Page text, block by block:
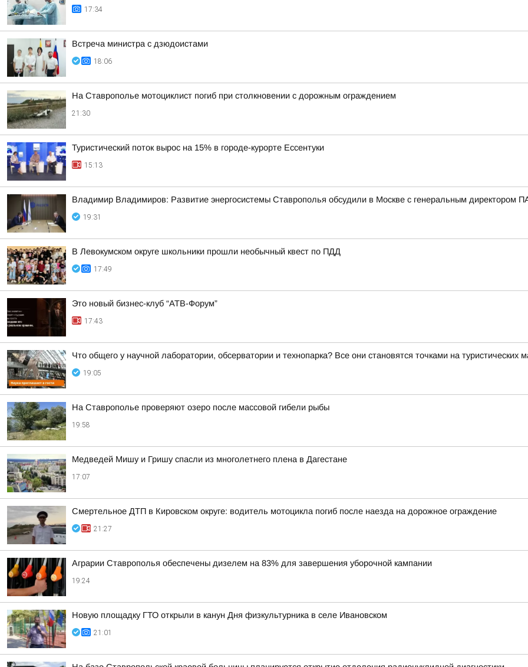
17:34
Встреча министра с дзюдоистами
18:06
На Ставрополье мотоциклист погиб при столкновении с дорожным ограждением
21:30
Туристический поток вырос на 15% в городе-курорте Ессентуки
15:13
Владимир Владимиров: Развитие энергосистемы Ставрополья обсудили в Москве с генеральным
19:31
В Левокумском округе школьники прошли необычный квест по ПДД
17:49
Это новый бизнес-клуб “АТВ-Форум”
17:43
Что общего у научной лаборатории, обсерватории и технопарка? Все они становятся точками на туристических
19:05
На Ставрополье проверяют озеро после массовой гибели рыбы
19:58
Медведей Мишу и Гришу спасли из многолетнего плена в Дагестане
17:07
Смертельное ДТП в Кировском округе: водитель мотоцикла погиб после наезда на дорожное ограждение
21:27
Аграрии Ставрополья обеспечены дизелем на 83% для завершения уборочной кампании
19:24
Новую площадку ГТО открыли в канун Дня физкультурника в селе Ивановском
21:01